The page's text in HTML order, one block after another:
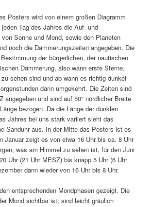
Posters wird von einem großen Diagramm
Tag des Jahres die Auf- und
Sonne und Mond, sowie den Planeten
noch die Dämmerungszeiten angegeben. Die
der bürgerlichen, der nautischen
Dämmerung, also wann erste Sterne,
sehen sind und ab wann es richtig dunkel
dann umgekehrt. Die Zeiten sind
angegeben und sind auf 50° nördlicher Breite
bezogen. Da die Länge der dunklen
Jahres bei uns stark variiert sieht das
Sanduhr aus. In der Mitte das Posters ist es
Januar zeigt es von etwa 16 Uhr bis ca. 8 Uhr
was am Himmel zu sehen ist, für den Juni
Uhr (21 Uhr MESZ) bis knapp 5 Uhr (6 Uhr
dann wieder von 16 Uhr bis 8 Uhr.
entsprechenden Mondphasen gezeigt. Die
Mond sichtbar ist, sind leicht gräulich